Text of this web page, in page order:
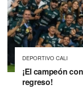
DEPORTIVO CALI
¡El campeón
regreso!